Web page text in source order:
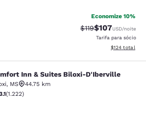
Economize 10%
Tarifa anterior
$119Tarifa com
$107USD/noite
Tarifa para sócio
Exibir
$124 total
& Suites Biloxi-
Inn & Suites Biloxi-D'Iberville
, MS
44.75 km
3.12 estrelas. Bom. 1222 avaliações
(1.222)